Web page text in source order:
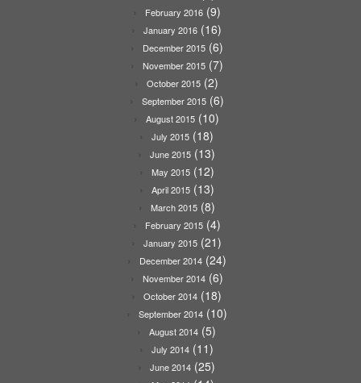
February 2016(9)
January 2016 (16)
December 2015(6)
November 2015(7)
October 2015 (2)
September 2015(6)
August 2015 (10)
July 2015 (18)
June 2015 (13)
May 2015(12)
April 2015(13)
March 2015(8)
February 2015(4)
January 2015 (21)
December 2014(24)
November 2014(6)
October 2014 (18)
September 2014(10)
August 2014 (5)
July 2014 (11)
June 2014 (25)